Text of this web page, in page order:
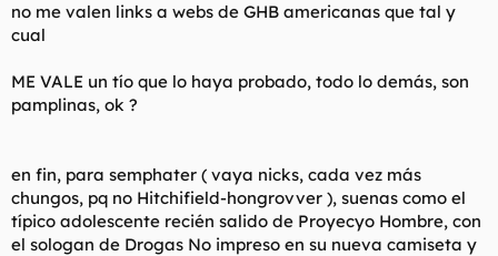
no me valen links a webs de GHB americanas que tal y
cual
ME VALE un tío que lo haya probado, todo lo demás, son
pamplinas, ok ?
en fin, para semphater ( vaya nicks, cada vez más
chungos, pq no Hitchifield-hongrovver ), suenas como el
típico adolescente recién salido de Proyecyo Hombre, con
el sologan de Drogas No impreso en su nueva camiseta y